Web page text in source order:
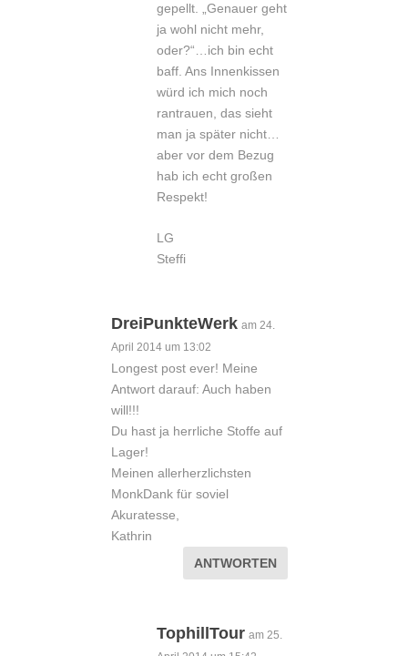
gepellt. „Genauer geht
ja wohl nicht mehr,
oder?“…ich bin echt
baff. Ans Innenkissen
würd ich mich noch
rantrauen, das sieht
man ja später nicht…
aber vor dem Bezug
hab ich echt großen
Respekt!
LG
Steffi
DreiPunkteWerk am 24.
April 2014 um 13:02
Longest post ever! Meine
Antwort darauf: Auch haben
will!!!
Du hast ja herrliche Stoffe auf
Lager!
Meinen allerherzlichsten
MonkDank für soviel
Akuratesse,
Kathrin
ANTWORTEN
TophillTour am 25.